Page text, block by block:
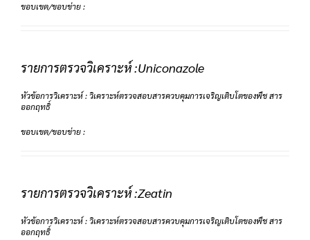
ขอบเขต/ขอบข่าย :
รายการตรวจวิเคราะห์ :Uniconazole
หัวข้อการวิเคราะห์ : วิเคราะห์ตรวจสอบสารควบคุมการเจริญเติบโตของพืช สาร
ออกฤทธิ์
ขอบเขต/ขอบข่าย :
รายการตรวจวิเคราะห์ :Zeatin
หัวข้อการวิเคราะห์ : วิเคราะห์ตรวจสอบสารควบคุมการเจริญเติบโตของพืช สาร
ออกฤทธิ์